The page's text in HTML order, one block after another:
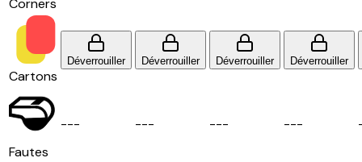
Corners
Cartons
Déverrouiller Déverrouiller Déverrouiller Déverrouiller
Fautes
--- --- --- ---